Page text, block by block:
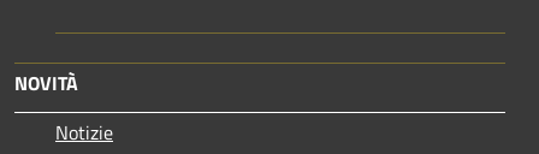
NOVITÀ
Notizie